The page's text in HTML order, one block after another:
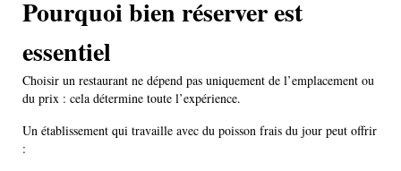
Pourquoi bien réserver est
essentiel
Choisir un restaurant ne dépend pas uniquement de l’emplacement ou
du prix : cela détermine toute l’expérience.
Un établissement qui travaille avec du poisson frais du jour peut offrir
: